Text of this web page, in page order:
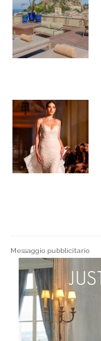
Messaggio pubblicitario